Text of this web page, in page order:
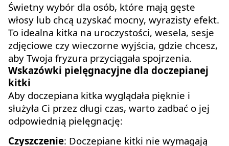
Świetny wybór dla osób, które mają gęste
włosy lub chcą uzyskać mocny, wyrazisty efekt.
To idealna kitka na uroczystości, wesela, sesje
zdjęciowe czy wieczorne wyjścia, gdzie chcesz,
aby Twoja fryzura przyciągała spojrzenia.
Wskazówki pielęgnacyjne dla doczepianej
kitki
Aby doczepiana kitka wyglądała pięknie i
służyła Ci przez długi czas, warto zadbać o jej
odpowiednią pielęgnację:
Czyszczenie: Doczepiane kitki nie wymagają